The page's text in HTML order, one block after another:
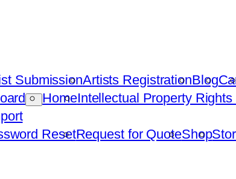
SubmissionArtists RegistrationBlog
HomeIntellectual Property
ResetRequest for QuoteShop